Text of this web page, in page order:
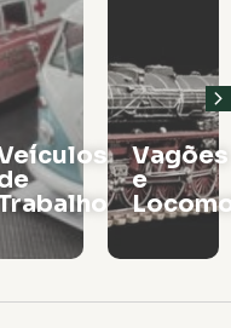
Vagões
e